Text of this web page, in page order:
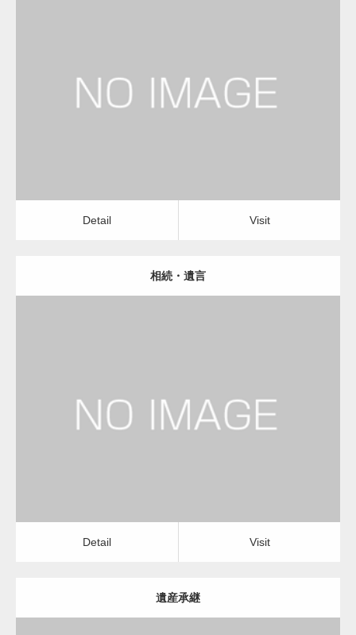
Detail Visit
Detail Visit
相続・遺言
Detail Visit
Detail Visit
遺産承継
カスタム投稿タイプ実…
一般社団法人高齢者支援協会が生活支援.com